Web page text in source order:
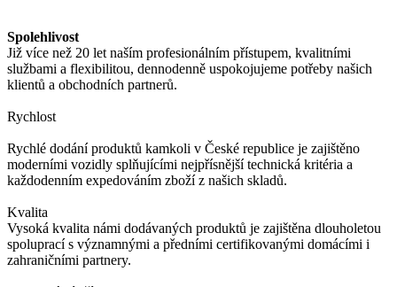
Spolehlivost
Již více než 20 let naším profesionálním přístupem, kvalitními
službami a flexibilitou, dennodenně uspokojujeme potřeby našich
klientů a obchodních partnerů.
Rychlost
Rychlé dodání produktů kamkoli v České republice je zajištěno
moderními vozidly splňujícími nejpřísnější technická kritéria a
každodenním expedováním zboží z našich skladů.
Kvalita
Vysoká kvalita námi dodávaných produktů je zajištěna dlouholetou
spoluprací s významnými a předními certifikovanými domácími i
zahraničními partnery.